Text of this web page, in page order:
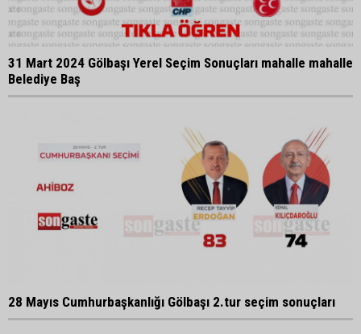
31 Mart 2024 Gölbaşı Yerel Seçim Sonuçları mahalle mahalle
Belediye Baş
28 Mayıs Cumhurbaşkanlığı Gölbaşı 2.tur seçim sonuçları